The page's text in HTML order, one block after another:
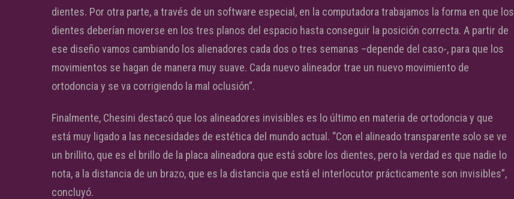
dientes. Por otra parte, a través de un software especial, en la computadora trabajamos la forma en que los
dientes deberían moverse en los tres planos del espacio hasta conseguir la posición correcta. A partir de
ese diseño vamos cambiando los alienadores cada dos o tres semanas –depende del caso-, para que los
movimientos se hagan de manera muy suave. Cada nuevo alineador trae un nuevo movimiento de
ortodoncia y se va corrigiendo la mal oclusión”.
Finalmente, Chesini destacó que los alineadores invisibles es lo último en materia de ortodoncia y que
está muy ligado a las necesidades de estética del mundo actual. “Con el alineado transparente solo se ve
un brillito, que es el brillo de la placa alineadora que está sobre los dientes, pero la verdad es que nadie lo
nota, a la distancia de un brazo, que es la distancia que está el interlocutor prácticamente son invisibles”,
concluyó.